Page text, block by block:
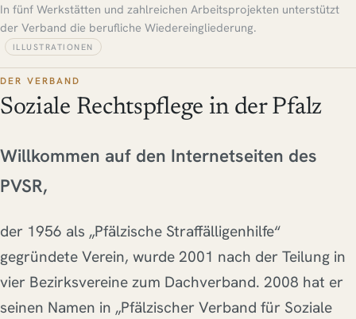
In fünf Werkstätten und zahlreichen Arbeitsprojekten unterstützt
der Verband die berufliche Wiedereingliederung.
ILLUSTRATIONEN
DER VERBAND
Soziale Rechtspflege in der Pfalz
Willkommen auf den Internetseiten des
PVSR,
der 1956 als „Pfälzische Straffälligenhilfe“
gegründete Verein, wurde 2001 nach der Teilung in
vier Bezirksvereine zum Dachverband. 2008 hat er
seinen Namen in „Pfälzischer Verband für Soziale